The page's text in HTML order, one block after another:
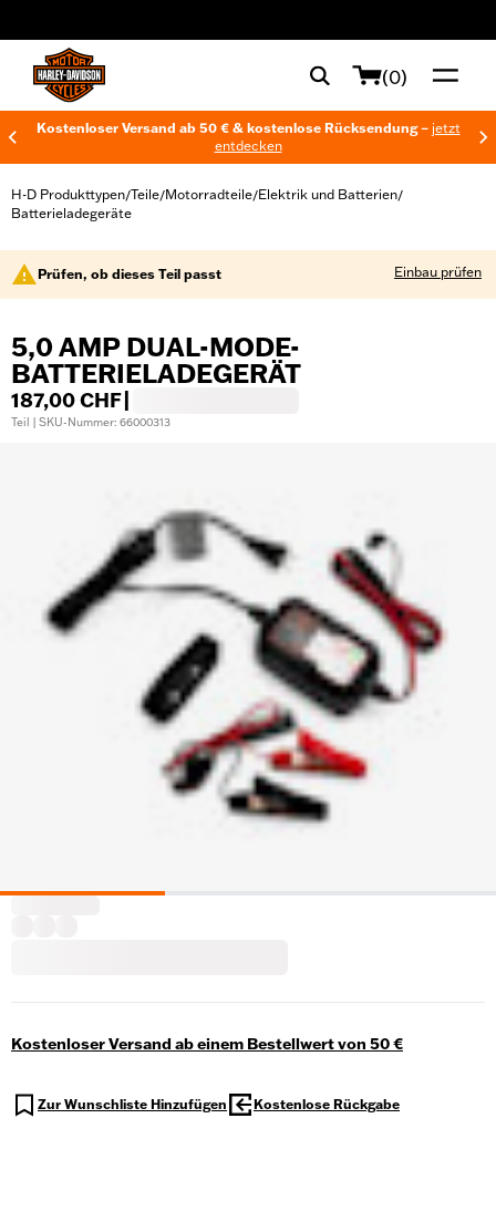
(0)
Kostenloser Versand ab 50 € & kostenlose Rücksendung – jetzt
entdecken
H-D Produkttypen/Teile/Motorradteile/Elektrik und Batterien/
Batterieladegeräte
Prüfen, ob dieses Teil passt Einbau prüfen
5,0 AMP DUAL-MODE-
BATTERIELADEGERÄT
187,00 CHF
Teil | SKU-Nummer: 66000313
Kostenloser Versand ab einem Bestellwert von 50 €
Zur Wunschliste Hinzufügen Kostenlose Rückgabe